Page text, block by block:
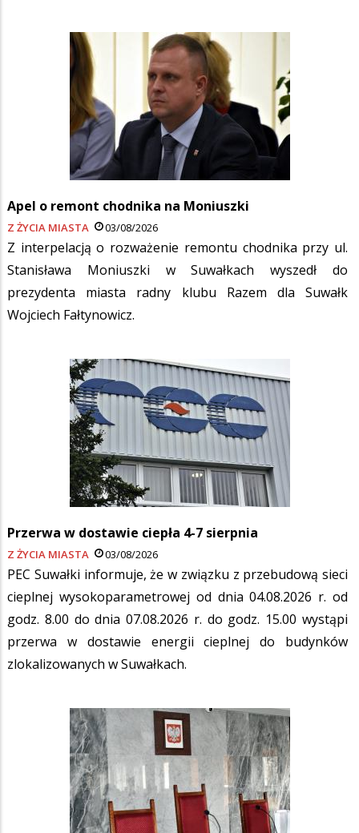
Apel o remont chodnika na Moniuszki
Z ŻYCIA MIASTA 03/08/2026
Z interpelacją o rozważenie remontu chodnika przy ul.
Stanisława Moniuszki w Suwałkach wyszedł do
prezydenta miasta radny klubu Razem dla Suwałk
Wojciech Fałtynowicz.
Przerwa w dostawie ciepła 4-7 sierpnia
Z ŻYCIA MIASTA 03/08/2026
PEC Suwałki informuje, że w związku z przebudową sieci
cieplnej wysokoparametrowej od dnia 04.08.2026 r. od
godz. 8.00 do dnia 07.08.2026 r. do godz. 15.00 wystąpi
przerwa w dostawie energii cieplnej do budynków
zlokalizowanych w Suwałkach.